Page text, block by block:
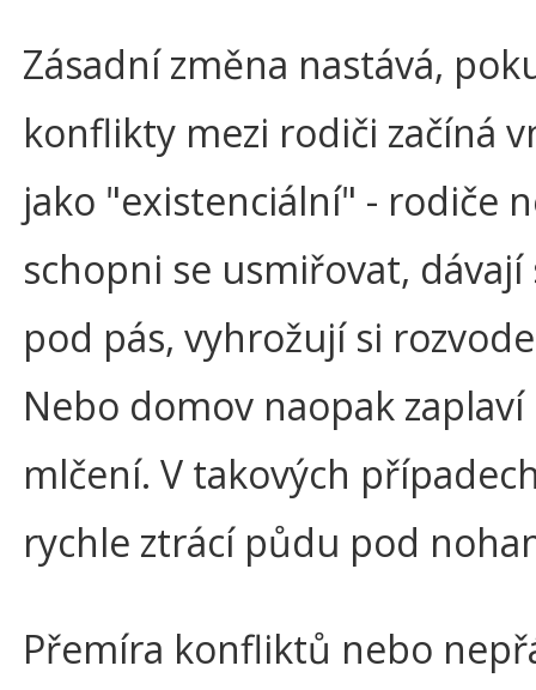
Zásadní změna nastává,
konflikty mezi rodiči začíná
jako "existenciální" - rodiče
schopni se usmiřovat, dávají
pod pás, vyhrožují si
Nebo domov naopak
mlčení. V takových
rychle ztrácí půdu pod
Přemíra konfliktů nebo